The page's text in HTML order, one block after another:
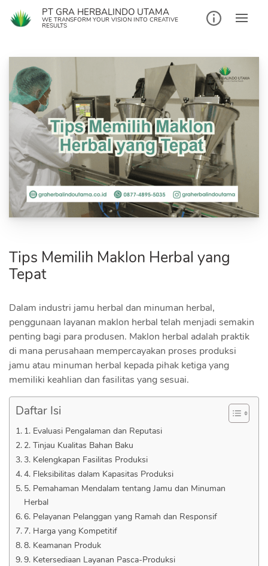
PT GRA HERBALINDO UTAMA
WE TRANSFORM YOUR VISION INTO CREATIVE
RESULTS
Tips Memilih Maklon Herbal yang
Tepat
Dalam industri jamu herbal dan minuman herbal,
penggunaan layanan maklon herbal telah menjadi semakin
penting bagi para produsen. Maklon herbal adalah praktik
di mana perusahaan mempercayakan proses produksi
jamu atau minuman herbal kepada pihak ketiga yang
memiliki keahlian dan fasilitas yang sesuai.
Daftar Isi
1. Evaluasi Pengalaman dan Reputasi
2. Tinjau Kualitas Bahan Baku
3. Kelengkapan Fasilitas Produksi
4. Fleksibilitas dalam Kapasitas Produksi
5. Pemahaman Mendalam tentang Jamu dan Minuman
Herbal
6. Pelayanan Pelanggan yang Ramah dan Responsif
7. Harga yang Kompetitif
8. Keamanan Produk
9. Ketersediaan Layanan Pasca-Produksi